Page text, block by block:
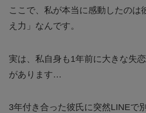
ここで、私が本当に感動したのは
え力」なんです。
実は、私自身も1年前に大きな失
があります…
3年付き合った彼氏に突然LINEで